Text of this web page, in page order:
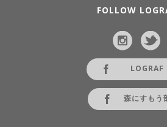
FOLLOW
LOGRAF
森にすもう